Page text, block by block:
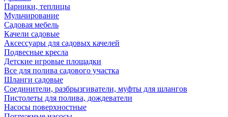
Парники, теплицы
Мульчирование
Садовая мебель
Качели садовые
Аксессуары для садовых качелей
Подвесные кресла
Детские игровые площадки
Все для полива садового участка
Шланги садовые
Соединители, разбрызгиватели, муфты для шлангов
Пистолеты для полива, дождеватели
Насосы поверхностные